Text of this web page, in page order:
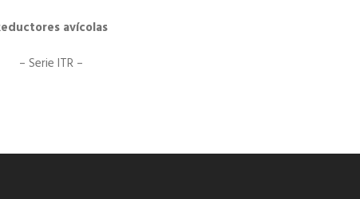
avícolas
– Serie ITR –